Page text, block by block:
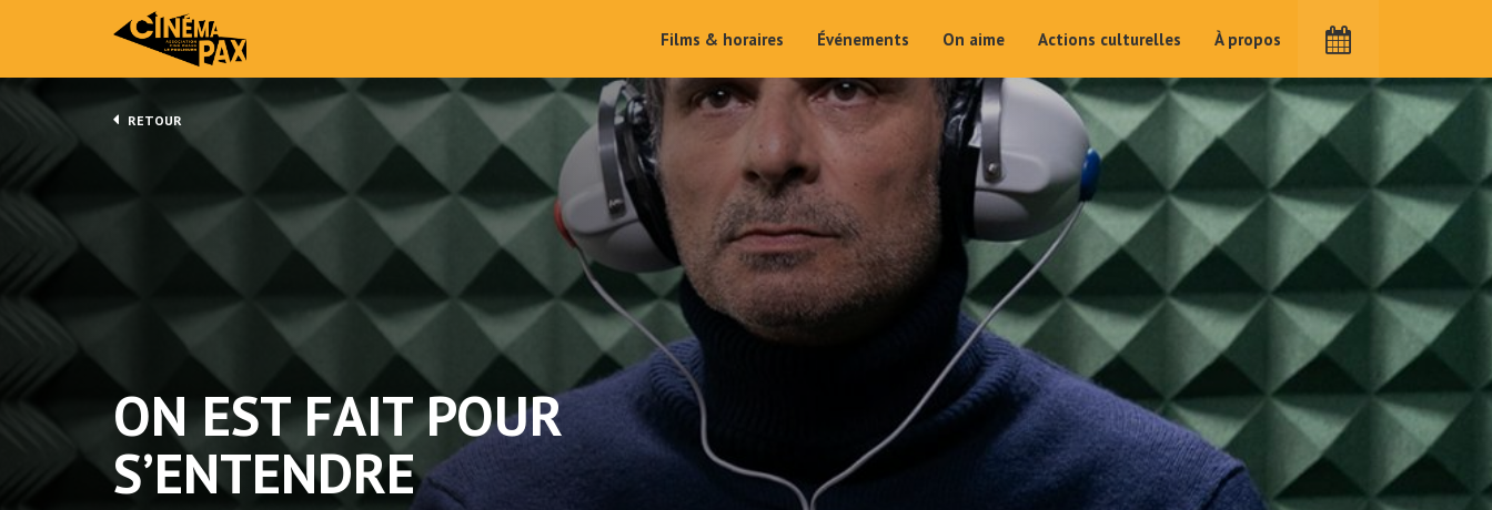
Films & horaires Événements On aime Actions culturelles À propos
RETOUR
ON EST FAIT POUR
S’ENTENDRE